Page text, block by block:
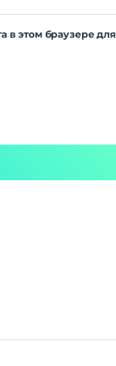
в этом браузере для